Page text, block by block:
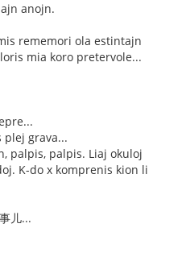
anojn.
rememori ola estintajn
mia koro pretervole...
plej grava...
palpis, palpis. Liaj okuloj
K-do x komprenis kion li
儿...